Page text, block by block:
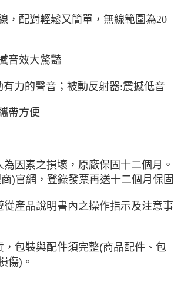
，配對輕鬆又簡單，無線範圍為20
音效大驚豔
有力的聲音；被動反射器:震撼低音
帶方便
因素之損壞，原廠保固十二個月。
)官網，登錄發票再送十二個月保固
從產品說明書內之操作指示及注意事
，包裝與配件須完整(商品配件、包
傷)。